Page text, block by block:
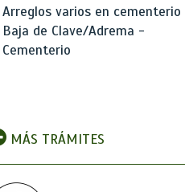
Arreglos varios en cementerio
Baja de Clave/Adrema -
Cementerio
MÁS TRÁMITES